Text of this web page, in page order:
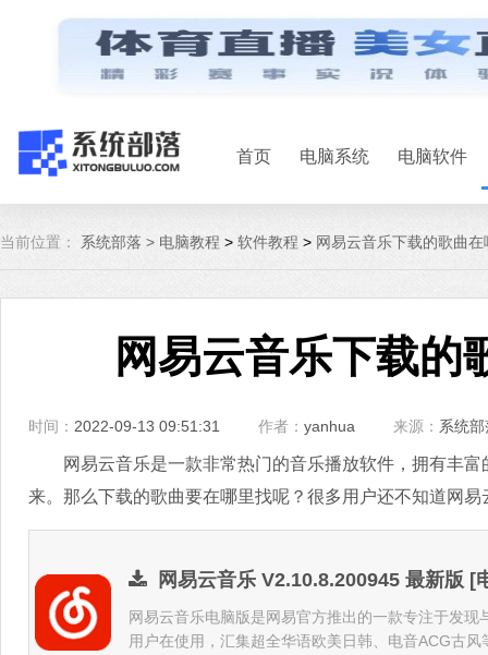
首页 电脑系统 电脑软件
当前位置： 系统部落 > 电脑教程 > 软件教程 > 网易云音乐下载的歌曲
网易云音乐下载的
时间： 2022-09-13 09:51:31 作者： yanhua 来源： 系统部
网易云音乐是一款非常热门的音乐播放软件，拥有丰富
来。那么下载的歌曲要在哪里找呢？很多用户还不知道网
网易云音乐 V2.10.8.200945 最新版 [
网易云音乐电脑版是网易官方推出的一款专注于发
用户在使用，汇集超全华语欧美日韩、电音ACG古